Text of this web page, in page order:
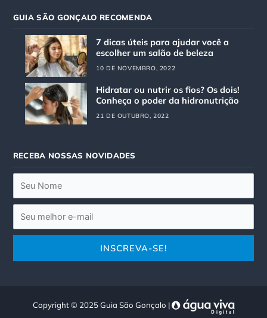
t
a
g
a
m
e
b
o
o
k
GUIA SÃO GONÇALO RECOMENDA
7 dicas úteis para ajudar você a
escolher um salão de beleza
10 DE NOVEMBRO, 2022
Hidratar ou nutrir os fios? Os dois!
Conheça o poder da hidronutrição
21 DE OUTUBRO, 2022
RECEBA NOSSAS NOVIDADES
Copyright © 2025 Guia São Gonçalo |